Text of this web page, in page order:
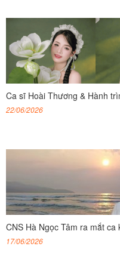
Ca sĩ Hoài Thương & Hành
22/06/2026
CNS Hà Ngọc Tâm ra mắt
17/06/2026